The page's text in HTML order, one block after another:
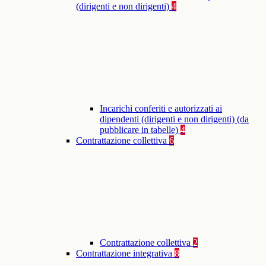
(dirigenti e non dirigenti) 4
Incarichi conferiti e autorizzati ai
dipendenti (dirigenti e non dirigenti) (da
pubblicare in tabelle) 4
Contrattazione collettiva 6
Contrattazione collettiva 2
Contrattazione integrativa 8